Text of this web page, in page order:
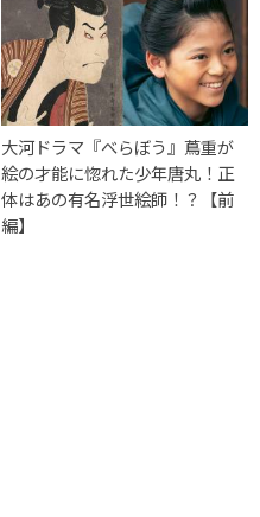
大河ドラマ『べらぼう』蔦重が
絵の才能に惚れた少年唐丸！正
体はあの有名浮世絵師！？【前
編】